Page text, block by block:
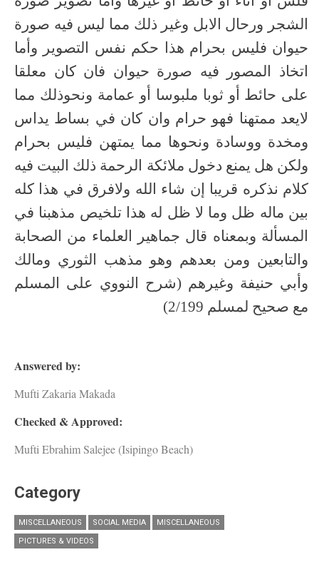
الشجر ورحال الابل وغير ذلك مما ليس فيه صورة
حيوان فليس بحرام هذا حكم نفس التصوير وأما
اتخاذ المصور فيه صورة حيوان فان كان معلقا
على حائط أو ثوبا ملبوسا أو عمامة ونحوذلك مما
لايعد ممتهنا فهو حرام وان كان في بساط يداس
ومخدة ووسادة ونحوها مما يمتهن فليس بحرام
ولكن هل يمنع دخول ملائكة الرحمة ذلك البيت فيه
كلام نذكره قريبا إن شاء الله ولافرق في هذا كله
بين ماله ظل وما لا ظل له هذا تلخيص مذهبنا في
المسألة وبمعناه قال جماهير العلماء من الصحابة
والتابعين ومن بعدهم وهو مذهب الثوري ومالك
وأبي حنيفة وغيرهم (شرح النووي على المسلم
مع صحيح لمسلم 2/199)
Answered by:
Mufti Zakaria Makada
Checked & Approved:
Mufti Ebrahim Salejee (Isipingo Beach)
Category
MISCELLANEOUS SOCIAL MEDIA
MISCELLANEOUS
PICTURES & VIDEOS